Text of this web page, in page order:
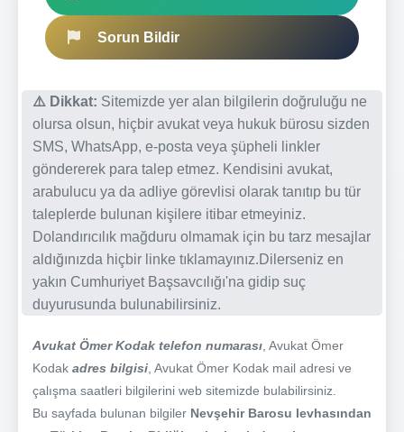
Sorun Bildir
⚠️ Dikkat: Sitemizde yer alan bilgilerin doğruluğu ne
olursa olsun, hiçbir avukat veya hukuk bürosu sizden
SMS, WhatsApp, e-posta veya şüpheli linkler
göndererek para talep etmez. Kendisini avukat,
arabulucu ya da adliye görevlisi olarak tanıtıp bu tür
taleplerde bulunan kişilere itibar etmeyiniz.
Dolandırıcılık mağduru olmamak için bu tarz mesajlar
aldığınızda hiçbir linke tıklamayınız.Dilerseniz en
yakın Cumhuriyet Başsavcılığı'na gidip suç
duyurusunda bulunabilirsiniz.
Avukat Ömer Kodak telefon numarası , Avukat Ömer
Kodak adres bilgisi , Avukat Ömer Kodak mail adresi ve
çalışma saatleri bilgilerini web sitemizde bulabilirsiniz.
Bu sayfada bulunan bilgiler Nevşehir Barosu levhasından